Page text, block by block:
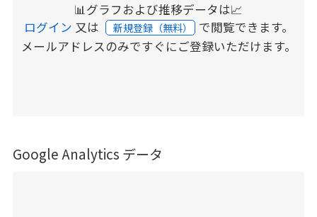
📊グラフおよび推移データは📈
ログイン 又は 新規登録（無料） で閲覧できます。
メールアドレスのみですぐにご登録いただけます。
Google Analytics データ